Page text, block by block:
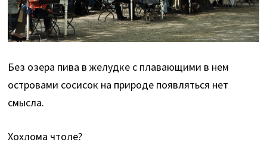
Без озера пива в желудке с плавающими в нем
островами сосисок на природе появляться нет
смысла.
Хохлома чтоле?